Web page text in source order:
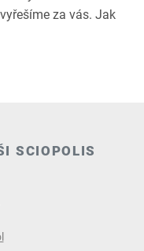
za vás. Jak
SCIOPOLIS